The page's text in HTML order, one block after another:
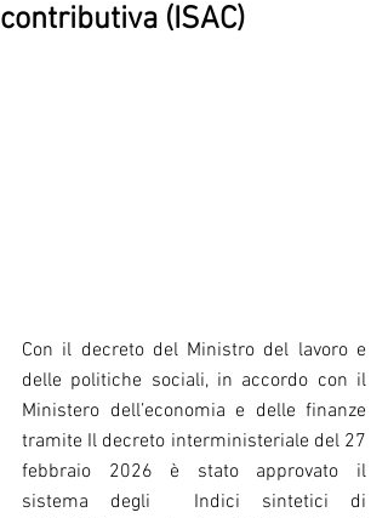
contributiva (ISAC)
Con il decreto del Ministro del lavoro e
delle politiche sociali, in accordo con il
Ministero dell’economia e delle finanze
tramite Il decreto interministeriale del 27
febbraio 2026 è stato approvato il
sistema degli  Indici sintetici di